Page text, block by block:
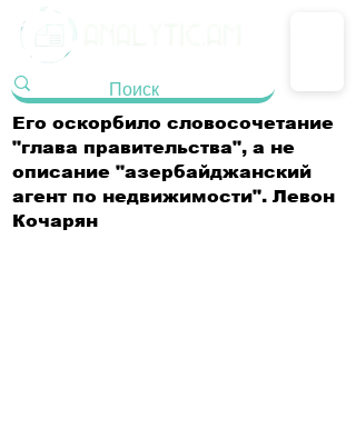
Его оскорбило словосочетание
"глава правительства", а не
описание "азербайджанский
агент по недвижимости". Левон
Кочарян